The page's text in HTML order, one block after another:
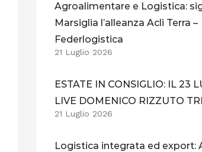
Agroalimentare e Logistica:
Marsiglia l’alleanza Acli Terra –
Federlogistica
21 Luglio 2026
ESTATE IN CONSIGLIO: IL 23
LIVE DOMENICO RIZZUTO
21 Luglio 2026
Logistica integrata ed export: